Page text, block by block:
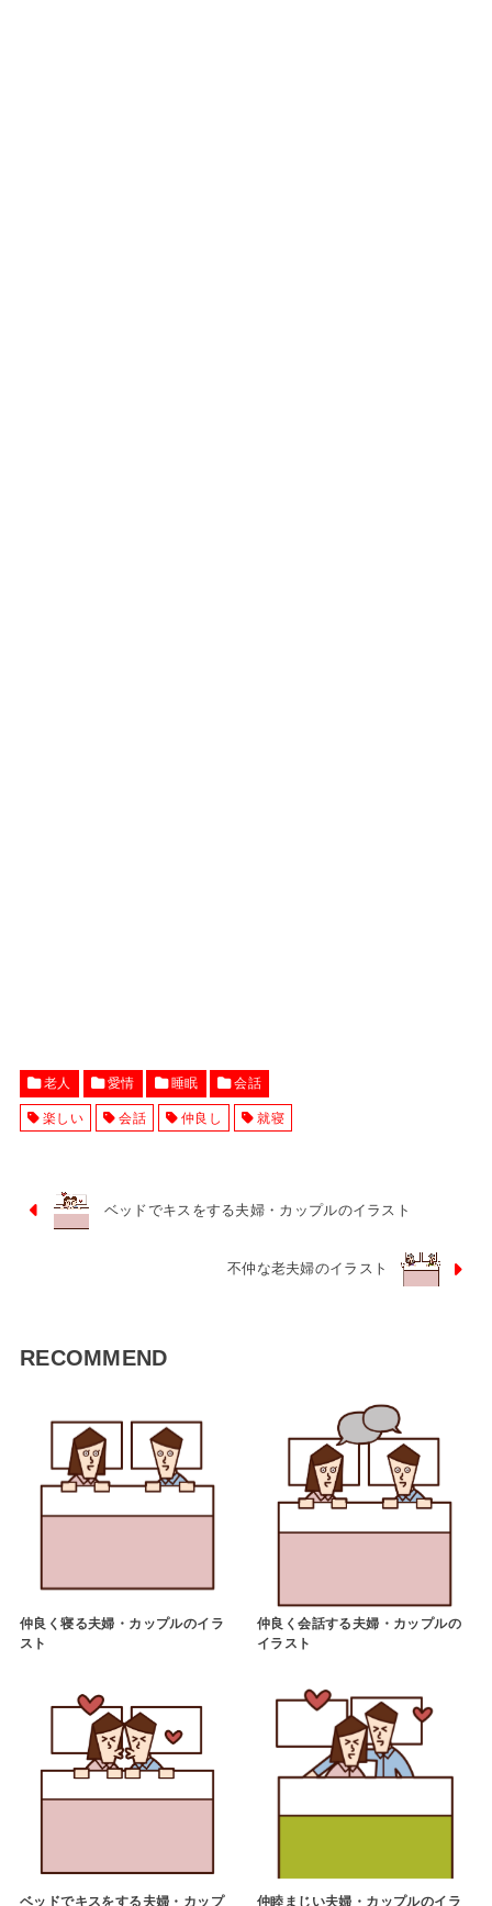
老人 愛情 睡眠 会話
楽しい 会話 仲良し 就寝
ベッドでキスをする夫婦・カップルのイラスト
不仲な老夫婦のイラスト
RECOMMEND
仲良く寝る夫婦・カップルのイラ
スト
仲良く会話する夫婦・カップルの
イラスト
ベッドでキスをする夫婦・カップ 仲睦まじい夫婦・カップルのイラ